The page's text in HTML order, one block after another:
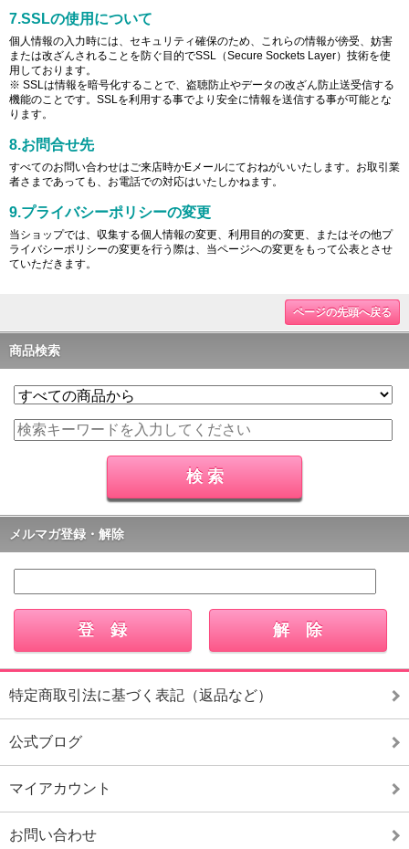
7.SSLの使用について
個人情報の入力時には、セキュリティ確保のため、これらの情報が傍受、妨害
または改ざんされることを防ぐ目的でSSL（Secure Sockets Layer）技術を使
用しております。
※ SSLは情報を暗号化することで、盗聴防止やデータの改ざん防止送受信する
機能のことです。SSLを利用する事でより安全に情報を送信する事が可能とな
ります。
8.お問合せ先
すべてのお問い合わせはご来店時かEメールにておねがいいたします。お取引業
者さまであっても、お電話での対応はいたしかねます。
9.プライバシーポリシーの変更
当ショップでは、収集する個人情報の変更、利用目的の変更、またはその他プ
ライバシーポリシーの変更を行う際は、当ページへの変更をもって公表とさせ
ていただきます。
ページの先頭へ戻る
商品検索
メルマガ登録・解除
特定商取引法に基づく表記（返品など）
公式ブログ
マイアカウント
お問い合わせ